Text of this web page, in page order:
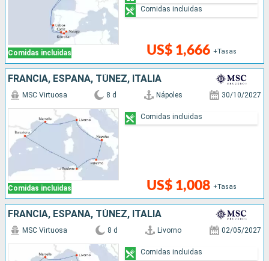
Comidas incluidas US$ 1,666 +Tasas
Comidas incluidas
FRANCIA, ESPAÑA, TÚNEZ, ITALIA
Comidas incluidas
MSC Virtuosa 8 d Nápoles 30/10/2027
US$ 1,008 +Tasas
Comidas incluidas
FRANCIA, ESPAÑA, TÚNEZ, ITALIA
MSC Virtuosa 8 d Livorno 02/05/2027
Comidas incluidas